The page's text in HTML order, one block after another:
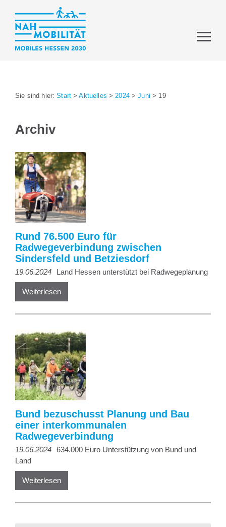
Sie sind hier:Start >Aktuelles >2024>Juni > 19
Archiv
Rund 76.500 Euro für
Radwegeverbindung zwischen
Sindersfeld und Betziesdorf
19.06.2024 Land Hessen unterstützt bei Radwegeplanung
Weiterlesen
Bund bezuschusst Planung und Bau
einer interkommunalen
Radwegeverbindung
19.06.2024 634.000 Euro Unterstützung von Bund und
Land
Weiterlesen